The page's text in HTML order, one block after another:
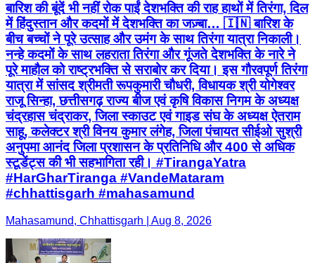
बारिश की बूंदें भी नहीं रोक पाईं देशभक्ति की राह हाथों में तिरंगा, दिल
में हिंदुस्तान और कदमों में देशभक्ति का जज़्बा… 🇮🇳 बारिश के
बीच बच्चों ने पूरे उत्साह और उमंग के साथ तिरंगा यात्रा निकाली।
नन्हे कदमों के साथ लहराता तिरंगा और गूंजते देशभक्ति के नारे ने
पूरे माहौल को राष्ट्रभक्ति से सराबोर कर दिया। इस गौरवपूर्ण तिरंगा
यात्रा में सांसद श्रीमती रूपकुमारी चौधरी, विधायक श्री योगेश्वर
राजू सिन्हा, छत्तीसगढ़ राज्य बीज एवं कृषि विकास निगम के अध्यक्ष
चंद्रहास चंद्राकर, जिला स्काउट एवं गाइड संघ के अध्यक्ष ऐतराम
साहू, कलेक्टर श्री विनय कुमार लंगेह, जिला पंचायत सीईओ सुश्री
अनुपमा आनंद जिला प्रशासन के प्रतिनिधि और 400 से अधिक
स्टूडेंट्स की भी सहभागिता रही। #TirangaYatra
#HarGharTiranga #VandeMataram
#chhattisgarh #mahasamund
Mahasamund, Chhattisgarh | Aug 8, 2026